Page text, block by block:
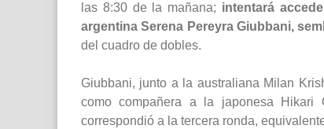
las 8:30 de la mañana; intentará
argentina Serena Pereyra Giubbani,
del cuadro de dobles.
Giubbani, junto a la australiana Milan
como compañera a la japonesa
correspondió a la tercera ronda,